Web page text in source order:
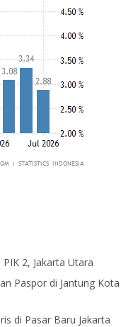
2, Jakarta Utara
Paspor di Jantung Kota
di Pasar Baru Jakarta